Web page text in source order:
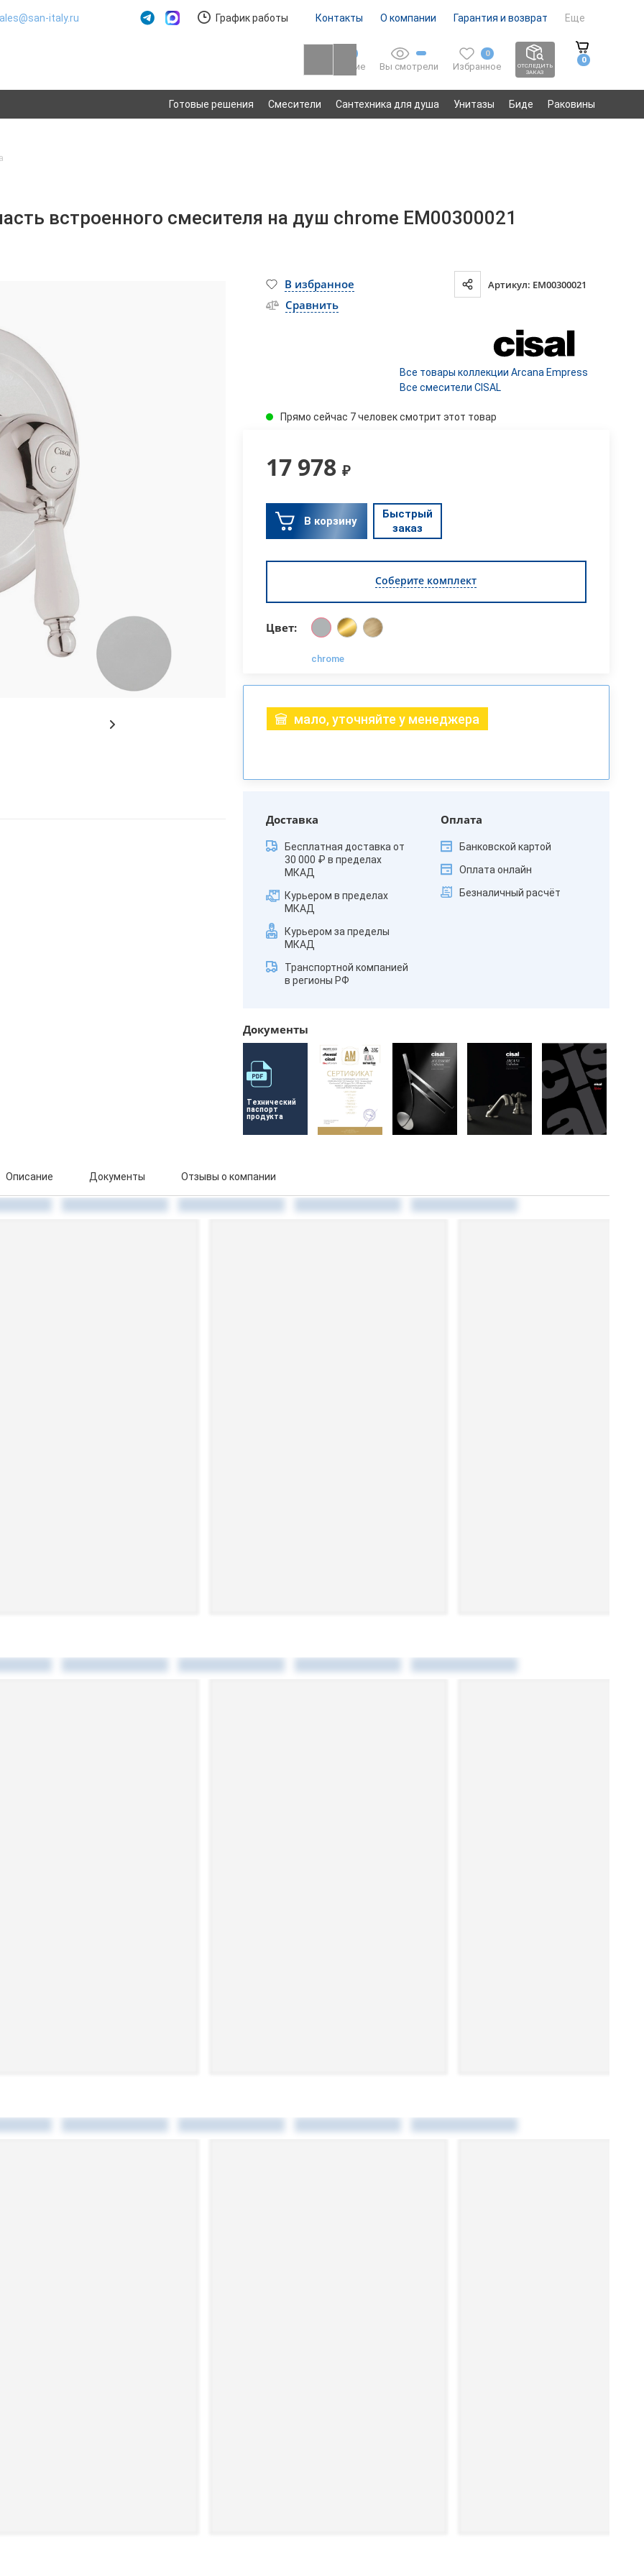
italy.ru График работы Контакты О компании Гарантия и возврат Еще
Сравнение Вы смотрели
0
Избранное
ОТСЛЕДИТЬ
ЗАКАЗ
0
Готовые решения Смесители Сантехника для душа Унитазы Биде Раковины
встроенного смесителя на душ chrome EM00300021
В избранное Артикул: EM00300021
Сравнить
Все товары коллекции Arcana Empress
Все смесители CISAL
Прямо сейчас 7 человек смотрит этот товар
17 978 ₽
В корзину
Быстрый
заказ
Соберите комплект
Цвет:
chrome
мало, уточняйте у менеджера
Доставка
Бесплатная доставка от
30 000 ₽ в пределах
МКАД
Курьером в пределах
МКАД
Курьером за пределы
МКАД
Транспортной компанией
в регионы РФ
Оплата
Банковской картой
Оплата онлайн
Безналичный расчёт
Документы
Технический
паспорт
продукта
Описание Документы Отзывы о компании